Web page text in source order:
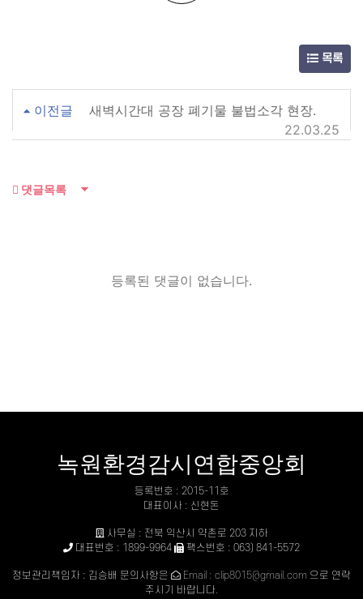
목록
이전글
새벽시간대 공장 폐기물 불법소각 현장.
22.03.25
댓글목록
등록된 댓글이 없습니다.
녹원환경감시연합중앙회
등록번호 : 2015-11호
대표이사 : 신현돈
사무실 : 전북 익산시 약촌로 203 지하
대표번호 : 1899-9964
팩스번호 : 063) 841-5572
정보관리책임자 : 김승배 문의사항은 Email : clip8015@gmail.com 으로 연락
주시기 바랍니다.